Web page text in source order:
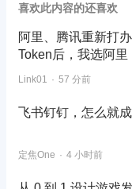
喜欢此内容的还喜欢
阿里、腾讯重新打
Token后，我选阿里
Link01 57 分前
飞书钉钉，怎么就成
定焦One 4 小时前